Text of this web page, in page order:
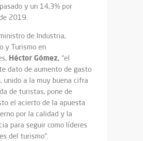
y un 14,3% por
2019.
de Industria,
y Turismo en
Héctor Gómez, “el
dato de aumento de gasto
unido a la muy buena cifra
de turistas, pone de
el acierto de la apuesta
por la calidad y la
para seguir como líderes
del turismo”.